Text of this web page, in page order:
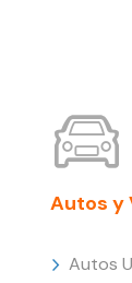
Autos y
Autos